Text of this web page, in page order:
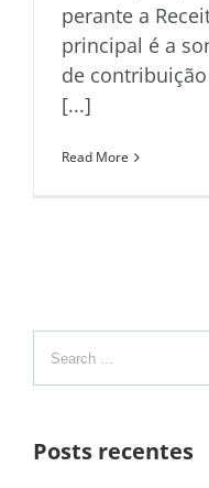
perante a
principal é a
de
[...]
Read More
Posts recentes